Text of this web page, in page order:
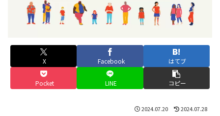
X Facebook はてブ
Pocket LINE コピー
2024.07.20 2024.07.28